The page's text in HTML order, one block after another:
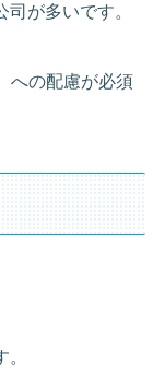
が多いです。
への配慮が必須